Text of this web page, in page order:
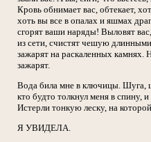
Кровь обнимает вас, обтекает,
хоть вы все в опалах и яшмах
сгорят ваши наряды! Выловят
из сети, счистят чешую
зажарят на раскаленных камнях.
зажарят.
Вода била мне в ключицы. Шуга,
кто будто толкнул меня в спину,
Истерли тонкую леску, на
Я УВИДЕЛА.